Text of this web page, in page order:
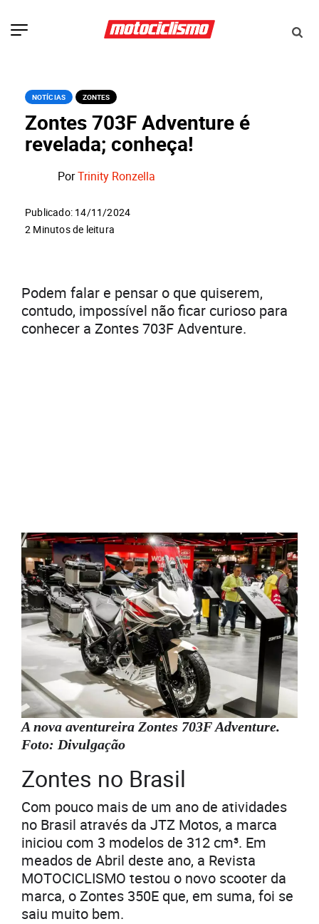
NOTÍCIAS ZONTES
Zontes 703F Adventure é
revelada; conheça!
PorTrinity Ronzella
Publicado: 14/11/2024
2 Minutos de leitura
Podem falar e pensar o que quiserem,
contudo, impossível não ficar curioso para
conhecer a Zontes 703F Adventure.
A nova aventureira Zontes 703F Adventure.
Foto: Divulgação
Zontes no Brasil
Com pouco mais de um ano de atividades
no Brasil através da JTZ Motos, a marca
iniciou com 3 modelos de 312 cm³. Em
meados de Abril deste ano, a Revista
MOTOCICLISMO testou o novo scooter da
marca, o Zontes 350E que, em suma, foi se
saiu muito bem.